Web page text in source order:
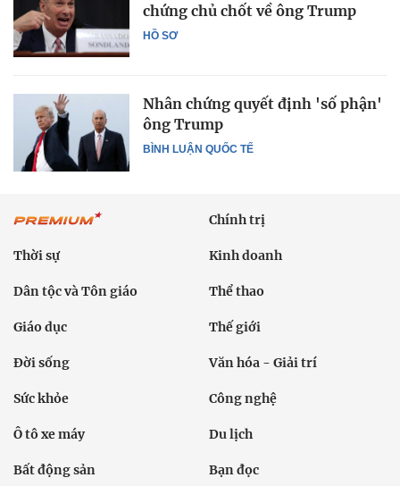
HỒ SƠ
chứng chủ chốt về ông Trump
BÌNH LUẬN QUỐC TẾ
Nhân chứng quyết định 'số phận'
ông Trump
Chính trị
Thời sự Kinh doanh
Dân tộc và Tôn giáo Thể thao
Giáo dục Thế giới
Đời sống Văn hóa - Giải trí
Sức khỏe Công nghệ
Ô tô xe máy Du lịch
Bất động sản Bạn đọc